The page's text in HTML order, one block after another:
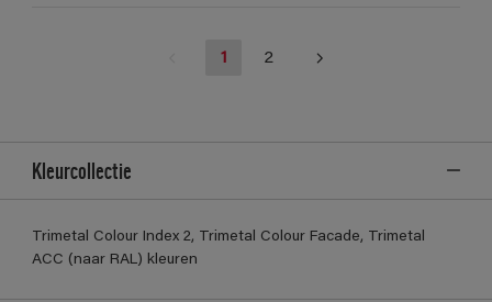
1 2
Kleurcollectie
Trimetal Colour Index 2, Trimetal Colour Facade, Trimetal
ACC (naar RAL) kleuren